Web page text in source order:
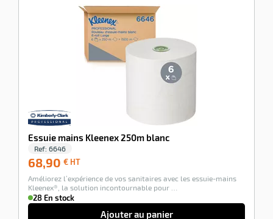
Essuie mains Kleenex 250m blanc
Ref: 6646
68,90 € HT
HT
Améliorez l’expérience de vos sanitaires avec les essuie-mains
Kleenex®, la solution incontournable pour …
28 En stock
Ajouter au panier